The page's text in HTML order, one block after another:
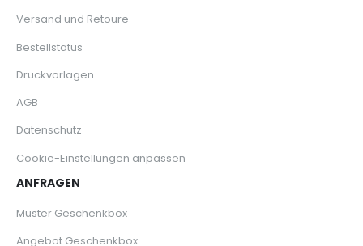
Versand und Retoure
Bestellstatus
Druckvorlagen
AGB
Datenschutz
Cookie-Einstellungen anpassen
ANFRAGEN
Muster Geschenkbox
Angebot Geschenkbox